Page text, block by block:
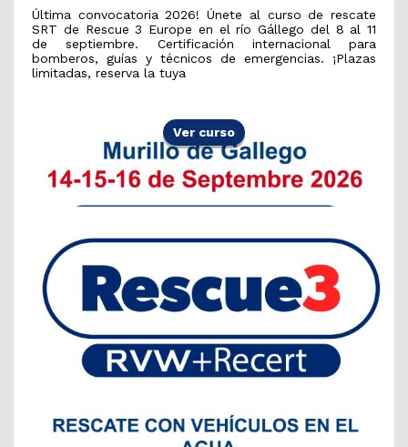
Última convocatoria 2026! Únete al curso de rescate
SRT de Rescue 3 Europe en el río Gállego del 8 al 11
de septiembre. Certificación internacional para
bomberos, guías y técnicos de emergencias. ¡Plazas
limitadas, reserva la tuya
Ver curso